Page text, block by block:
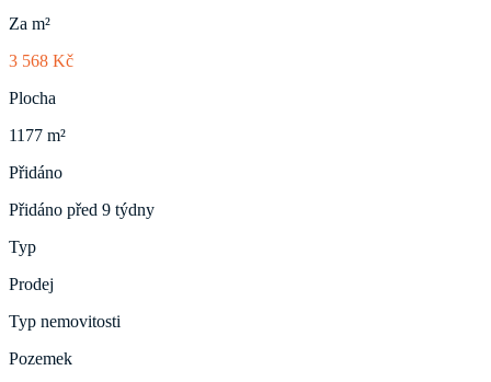
Za m²
3 568 Kč
Plocha
1177 m²
Přidáno
Přidáno před 9 týdny
Typ
Prodej
Typ nemovitosti
Pozemek